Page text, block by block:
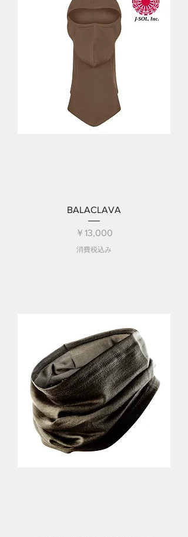
BALACLAVA
価格
￥13,000
消費税込み